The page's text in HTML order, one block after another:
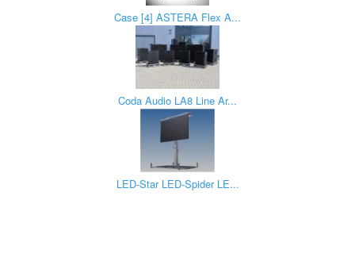
Case [4] ASTERA Flex A...
Coda Audio LA8 Line Ar...
LED-Star LED-Spider LE...